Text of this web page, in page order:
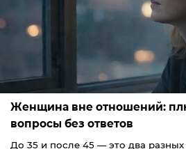
Женщина вне отношений:
вопросы без ответов
До 35 и после 45 — это два